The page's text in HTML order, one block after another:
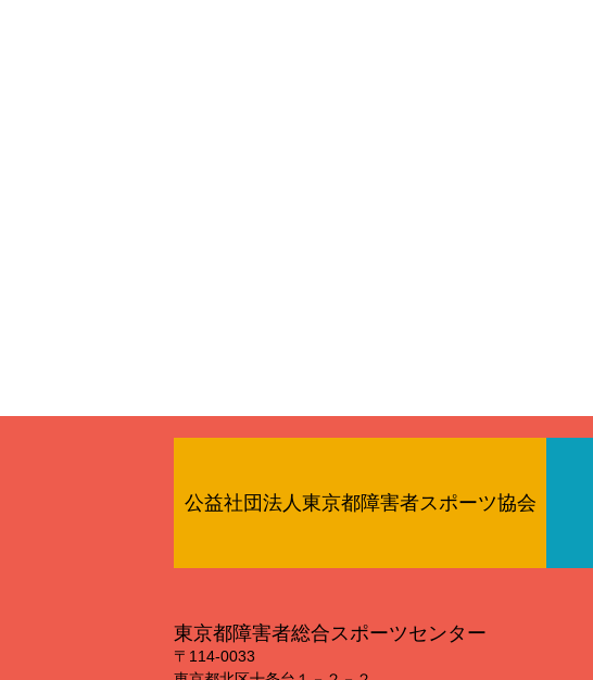
公益社団法人東京都障害者スポーツ協会
東京都障害者総合スポーツセンター
〒114‐0033